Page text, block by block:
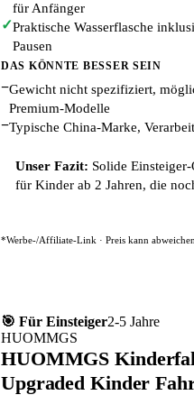
für Anfänger
✓Praktische Wasserflasche
Pausen
DAS KÖNNTE BESSER SEIN
−Gewicht nicht spezifiziert,
Premium-Modelle
−Typische China-Marke,
Unser Fazit: Solide
für Kinder ab 2 Jahren, die
*Werbe-/Affiliate-Link · Preis kann abweichen
🎯 Für Einsteiger2-5 Jahre
HUOMMGS
HUOMMGS
Upgraded Kinder